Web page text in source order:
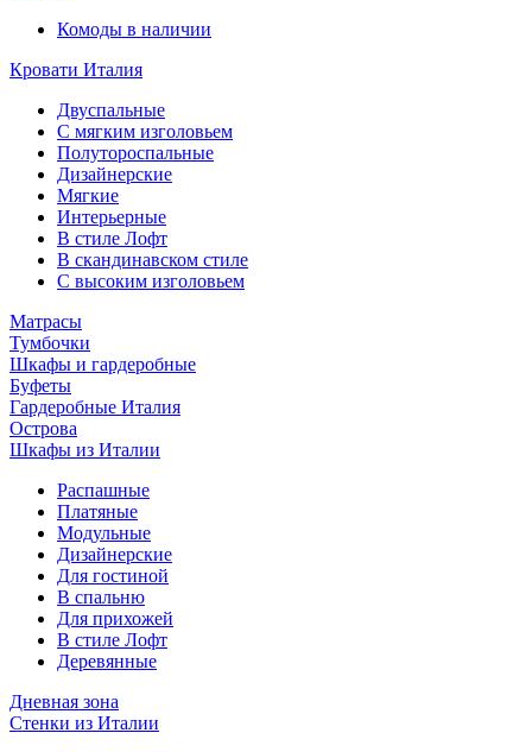
Комоды в наличии
Кровати Италия
Двуспальные
С мягким изголовьем
Полутороспальные
Дизайнерские
Мягкие
Интерьерные
В стиле Лофт
В скандинавском стиле
С высоким изголовьем
Матрасы
Тумбочки
Шкафы и гардеробные
Буфеты
Гардеробные Италия
Острова
Шкафы из Италии
Распашные
Платяные
Модульные
Дизайнерские
Для гостиной
В спальню
Для прихожей
В стиле Лофт
Деревянные
Дневная зона
Стенки из Италии